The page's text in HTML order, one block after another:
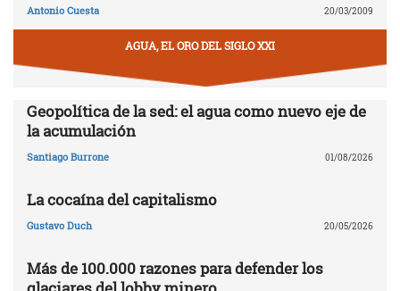
Antonio Cuesta 20/03/2009
AGUA, EL ORO DEL SIGLO XXI
Geopolítica de la sed: el agua como nuevo eje de
la acumulación
Santiago Burrone 01/08/2026
La cocaína del capitalismo
Gustavo Duch 20/05/2026
Más de 100.000 razones para defender los